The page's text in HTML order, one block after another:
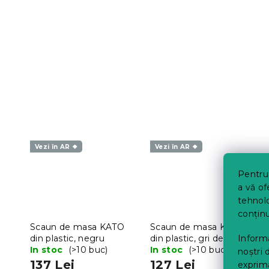
a vă
noștri
Vezi în AR ❖
Scaun de masa KATO
din plastic, negru
In stoc
(>10 buc)
137 Lei
Vezi în AR ❖
Scaun de masa KATO
din plastic, gri deschis
In stoc
(>10 buc)
127 Lei